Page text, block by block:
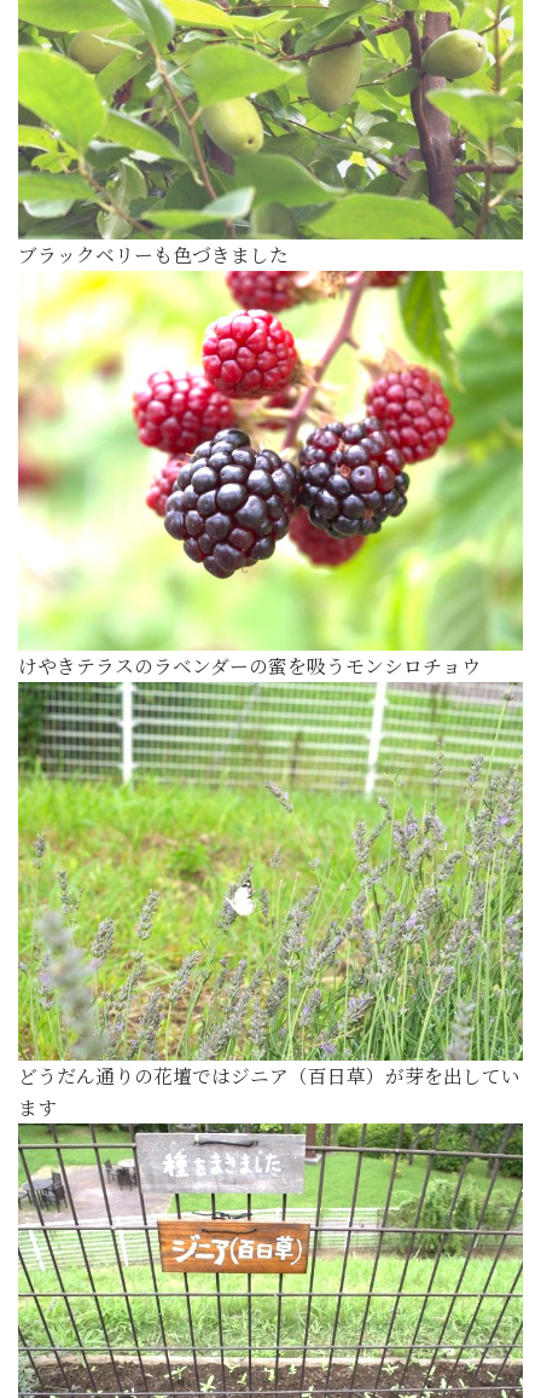
ブラックベリーも色づきました
けやきテラスのラベンダーの蜜を吸うモンシロチョウ
どうだん通りの花壇ではジニア（百日草）が芽を出してい
ます